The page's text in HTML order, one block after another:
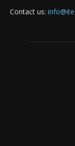
Contact us: